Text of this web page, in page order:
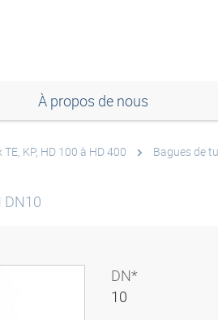
À propos de nous
KP, HD 100 à HD 400 Bagues de
DN10
DN*
10